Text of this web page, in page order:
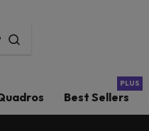
Best Sellers